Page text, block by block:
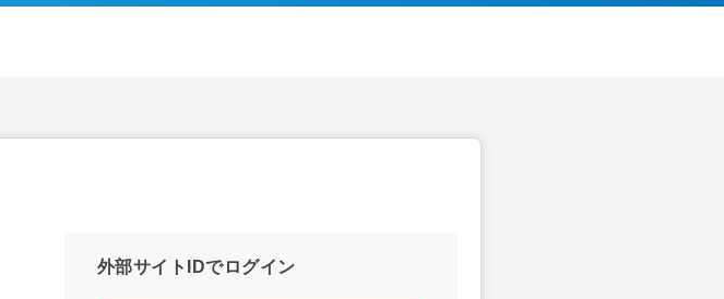
外部サイトIDでログイン